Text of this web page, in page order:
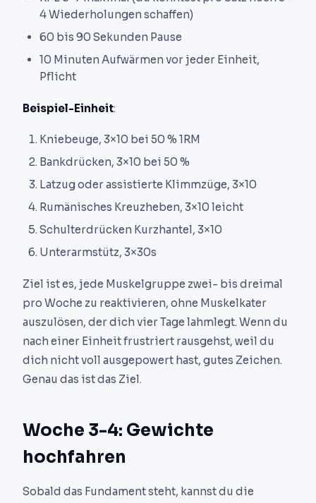
4 Wiederholungen schaffen)
60 bis 90 Sekunden Pause
10 Minuten Aufwärmen vor jeder Einheit,
Pflicht
Beispiel-Einheit:
Kniebeuge, 3×10 bei 50 % 1RM
Bankdrücken, 3×10 bei 50 %
Latzug oder assistierte Klimmzüge, 3×10
Rumänisches Kreuzheben, 3×10 leicht
Schulterdrücken Kurzhantel, 3×10
Unterarmstütz, 3×30s
Ziel ist es, jede Muskelgruppe zwei- bis dreimal
pro Woche zu reaktivieren, ohne Muskelkater
auszulösen, der dich vier Tage lahmlegt. Wenn du
nach einer Einheit frustriert rausgehst, weil du
dich nicht voll ausgepowert hast, gutes Zeichen.
Genau das ist das Ziel.
Woche 3-4: Gewichte
hochfahren
Sobald das Fundament steht, kannst du die